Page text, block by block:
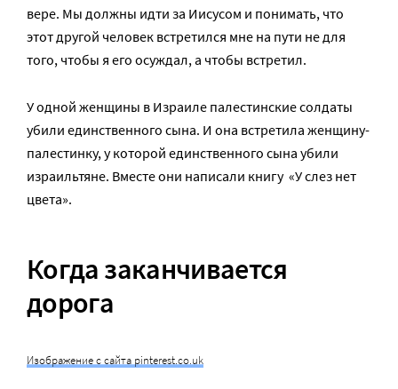
вере. Мы должны идти за Иисусом и понимать, что
этот другой человек встретился мне на пути не для
того, чтобы я его осуждал, а чтобы встретил.
У одной женщины в Израиле палестинские солдаты
убили единственного сына. И она встретила женщину-
палестинку, у которой единственного сына убили
израильтяне. Вместе они написали книгу «У слез нет
цвета».
Когда заканчивается
дорога
Изображение с сайта pinterest.co.uk